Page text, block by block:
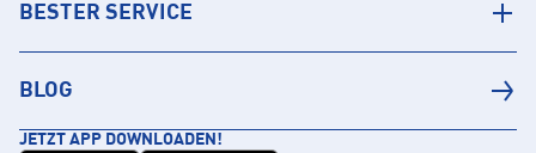
BESTER SERVICE
BLOG
JETZT APP DOWNLOADEN!